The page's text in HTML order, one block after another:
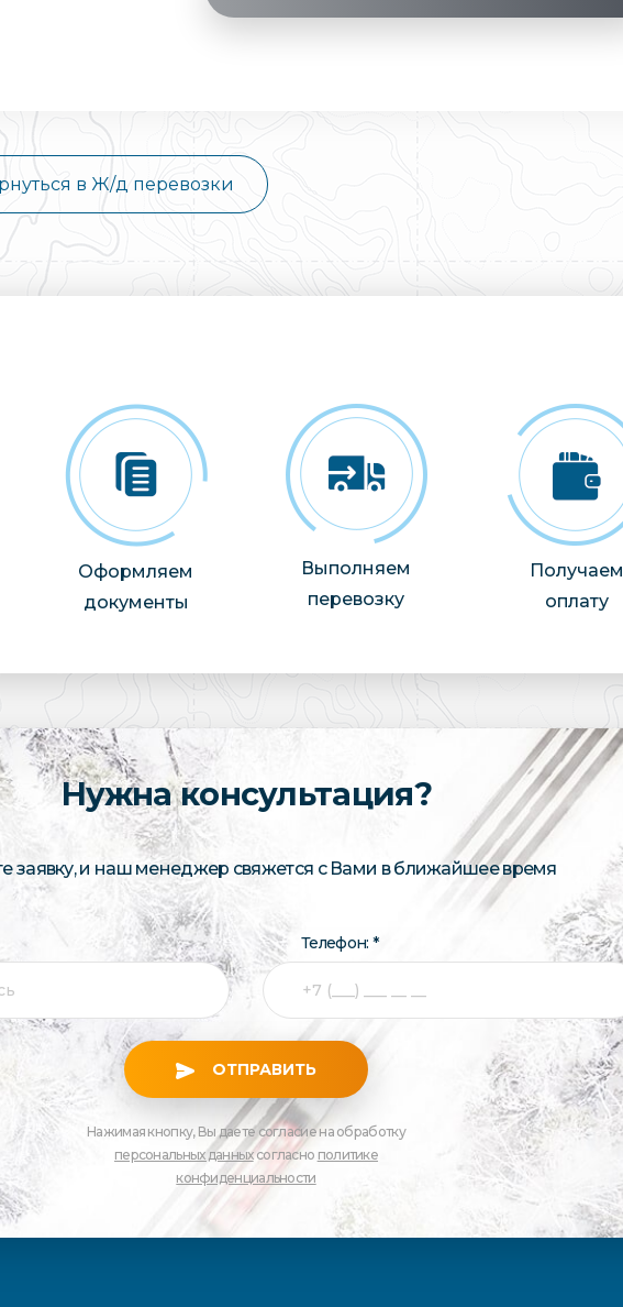
в Ж/д перевозки
Оформляем
документы
Выполняем
перевозку
Получаем
оплату
Нужна консультация?
заявку, и наш менеджер свяжется с Вами в ближайшее время
Телефон: *
ОТПРАВИТЬ
Нажимая кнопку, Вы даете согласие на обработку
персональных данныхсогласно политике
конфиденциальности